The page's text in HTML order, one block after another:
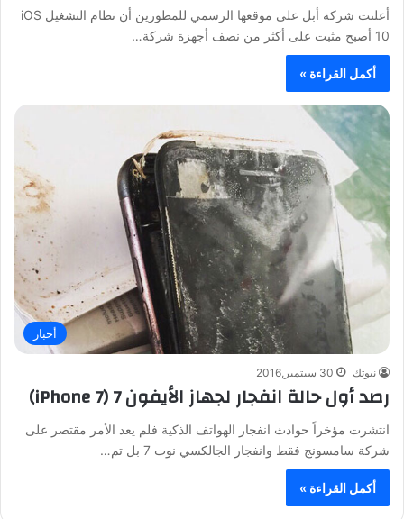
أعلنت شركة أبل على موقعها الرسمي للمطورين أن نظام التشغيل iOS
10 أصبح مثبت على أكثر من نصف أجهزة شركة…
أكمل القراءة »
أخبار
نيوتك 30 سبتمبر,2016
رصد أول حالة انفجار لجهاز الأيفون 7 (iPhone 7)
انتشرت مؤخراً حوادث انفجار الهواتف الذكية فلم يعد الأمر مقتصر على
شركة سامسونج فقط وانفجار الجالكسي نوت 7 بل تم…
أكمل القراءة »